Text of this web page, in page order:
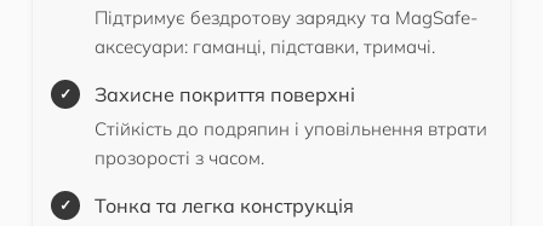
Підтримує бездротову зарядку та MagSafe-
аксесуари: гаманці, підставки, тримачі.
Захисне покриття поверхні
Стійкість до подряпин і уповільнення втрати
прозорості з часом.
Тонка та легка конструкція